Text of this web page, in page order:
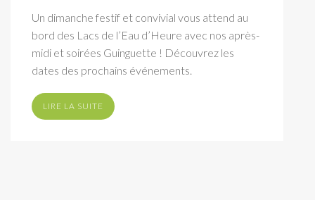
Un dimanche festif et convivial vous attend au
bord des Lacs de l’Eau d’Heure avec nos après-
midi et soirées Guinguette ! Découvrez les
dates des prochains événements.
LIRE LA SUITE